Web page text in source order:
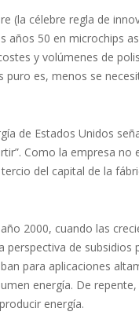
(la célebre regla de
50 en microchips
y volúmenes de
es, menos se
de Estados Unidos
Como la empresa
del capital de la
2000, cuando las
de subsidios
para aplicaciones
energía. De
energía.